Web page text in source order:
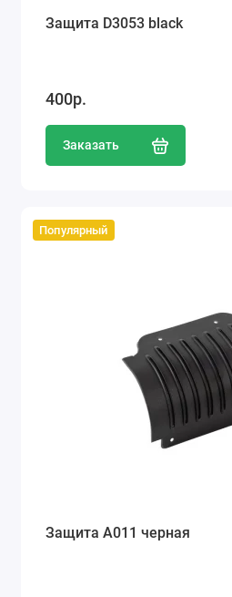
Защита D3053 black
400р.
Заказать
Популярный
Защита А011 черная